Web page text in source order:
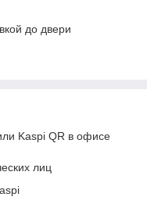
до двери
Kaspi QR в офисе
лиц